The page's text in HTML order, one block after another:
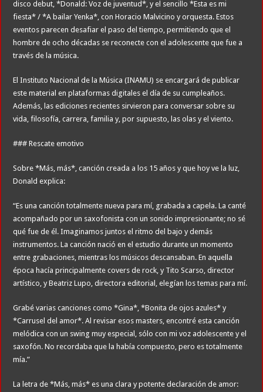
disco debut, *Donald: Voz de juventud*, y el sencillo *Esta es mi
fiesta* / *A bailar Yenka*, con Horacio Malvicino y orquesta. Estos
eventos parecen desafiar el paso del tiempo, permitiendo que el
hombre de ocho décadas se reconecte con el adolescente que fue a
través de la música.
El Instituto Nacional de la Música (INAMU) se encargará de publicar
este material en plataformas digitales el día de su cumpleaños.
Además, las ediciones recientes sirvieron para conversar sobre su
vida, filosofía, carrera, familia y, por supuesto, las olas y el viento.
### Rescate emotivo
Sobre *Más, más*, canción creada a los 15 años y que hoy ve la luz,
Donald explica:
“Es una canción totalmente nueva para mí, grabada a capela. La canté
acompañado por un saxofonista con un sonido impresionante; no sé
qué fue de él. Imaginamos juntos el ritmo del bajo y demás
instrumentos. La canción nació en el estudio durante un momento
entre grabaciones, mientras los músicos descansaban. En aquella
época hacía principalmente covers de rock, y Tito Scarso, director
artístico, y Beatriz Lupo, directora editorial, elegían los temas para mí.
Grabé varias canciones como *Gina*, *Bonita de ojos azules* y
*Carrusel del amor*. Al revisar esos masters, encontré esta canción
melódica con un swing muy especial, sólo con mi voz adolescente y el
saxofón. No recordaba que la había compuesto, pero es totalmente
mía.”
La letra de *Más, más* es una clara y potente declaración de amor: